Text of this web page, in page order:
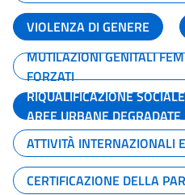
VIOLENZA DI GENERE
MUTILAZIONI GENITALI
FORZATI
RIQUALIFICAZIONE
AREE URBANE DEGRADATE
ATTIVITÀ INTERNAZIONALI
CERTIFICAZIONE DELLA